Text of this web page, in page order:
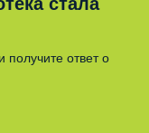
ответ о